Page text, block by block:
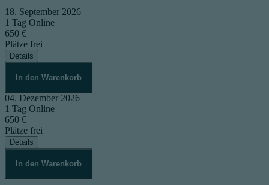
18. September 2026
1 Tag Online
650 €
Plätze frei
Details
In den Warenkorb
04. Dezember 2026
1 Tag Online
650 €
Plätze frei
Details
In den Warenkorb